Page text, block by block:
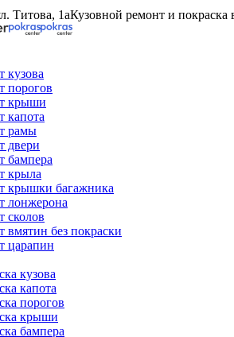
Титова, 1аКузовной ремонт и покраска
кузова
порогов
крыши
капота
рамы
двери
бампера
крыла
крышки багажника
лонжерона
сколов
вмятин без покраски
царапин
кузова
капота
порогов
крыши
бампера